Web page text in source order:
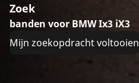
Zoek
banden voor BMW Ix3 iX3
Mijn zoekopdracht voltooien